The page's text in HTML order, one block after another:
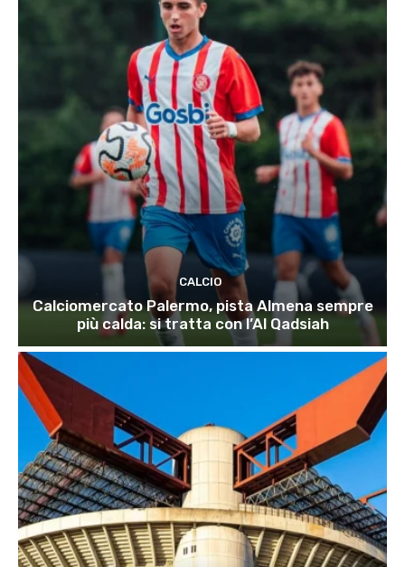
CALCIO
Calciomercato Palermo, pista Almena sempre
più calda: si tratta con l’Al Qadsiah